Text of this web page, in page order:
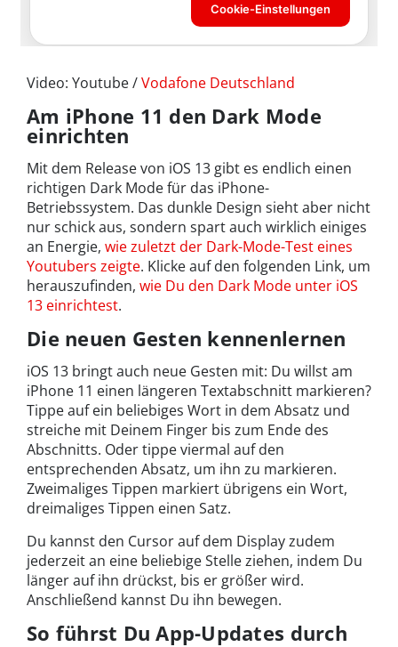
Video: Youtube /Vodafone Deutschland
Am iPhone 11 den Dark Mode
einrichten
Mit dem Release von iOS 13 gibt es endlich einen
richtigen Dark Mode für das iPhone-
Betriebssystem. Das dunkle Design sieht aber nicht
nur schick aus, sondern spart auch wirklich einiges
an Energie, wie zuletzt der Dark-Mode-Test eines
Youtubers zeigte. Klicke auf den folgenden Link, um
herauszufinden, wie Du den Dark Mode unter iOS
13 einrichtest.
Die neuen Gesten kennenlernen
iOS 13 bringt auch neue Gesten mit: Du willst am
iPhone 11 einen längeren Textabschnitt markieren?
Tippe auf ein beliebiges Wort in dem Absatz und
streiche mit Deinem Finger bis zum Ende des
Abschnitts. Oder tippe viermal auf den
entsprechenden Absatz, um ihn zu markieren.
Zweimaliges Tippen markiert übrigens ein Wort,
dreimaliges Tippen einen Satz.
Du kannst den Cursor auf dem Display zudem
jederzeit an eine beliebige Stelle ziehen, indem Du
länger auf ihn drückst, bis er größer wird.
Anschließend kannst Du ihn bewegen.
So führst Du App-Updates durch